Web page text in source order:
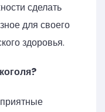
сделать
для своего
здоровья.